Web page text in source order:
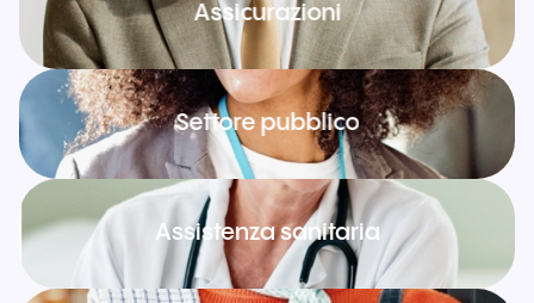
Assicurazioni
Settore pubblico
Assistenza sanitaria